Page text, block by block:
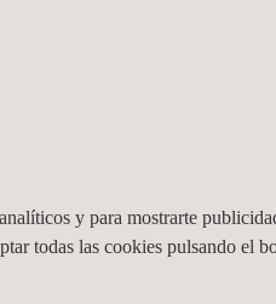
para reforzar su liderazgo
y para mostrarte
todas las cookies pulsando el